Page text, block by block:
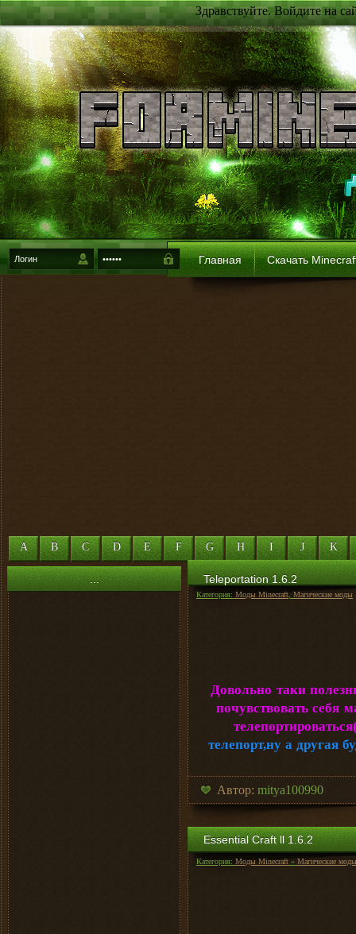
Здравствуйте. Войдите на
Главная Скачать
A B C D E F G H I J K
... Teleportation 1.6.2
Категория: Моды Minecraft Магические моды
Довольно таки
почувствовать
телепорт,ну а другая
Автор: mitya100990
Essential Craft ll 1.6.2
Категория: Моды Minecraft » Магические моды